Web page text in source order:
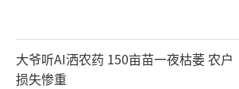
大爷听AI洒农药 150亩苗一夜枯萎 农户
损失惨重